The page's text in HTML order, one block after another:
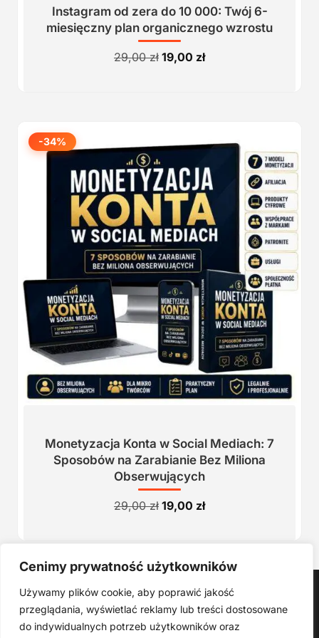
Cenimy prywatność użytkowników
Używamy plików cookie, aby poprawić jakość
przeglądania, wyświetlać reklamy lub treści dostosowane
do indywidualnych potrzeb użytkowników oraz
Instagram od zera do 10 000: Twój 6-
miesięczny plan organicznego wzrostu
29,00zł Pierwotna
19,00 złAktualna
-34%
Monetyzacja Konta w Social Mediach: 7
Sposobów na Zarabianie Bez Miliona
Obserwujących
29,00zł Pierwotna
29,00 zł.
19,00 złAktualna
19,00 zł.
Produkty Cyfrowe – E-booki, Kursy Online, Materiały PDF
Regulamin
O Nas Kontakt Narzędzia Spis Artykułów